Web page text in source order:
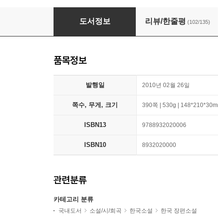
바람이 분다, 가라
도서정보 리뷰/한줄평 (102/135)
품목정보
발행일 2010년 02월 26일
쪽수, 무게, 크기 390쪽 | 530g |
ISBN13 9788932020006
ISBN10 8932020000
관련분류
카테고리 분류
국내도서 소설/시/희곡 한국소설 한국 장편소설